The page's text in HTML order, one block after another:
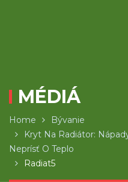
MÉDIÁ
Home
Bývanie
Kryt Na Radiátor:
Neprísť O Teplo
Radiat5